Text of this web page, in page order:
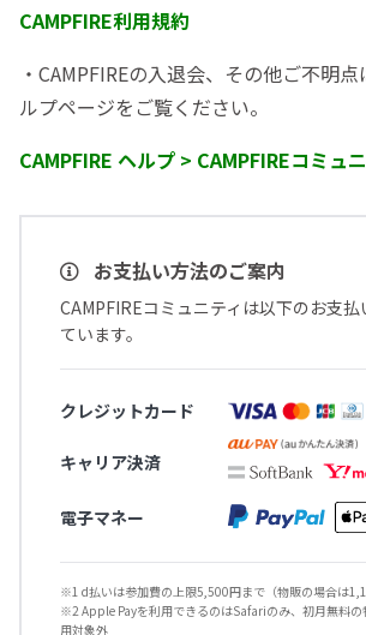
CAMPFIRE利用規約
・CAMPFIREの入退会、その他ご不明点
ルプページをご覧ください。
CAMPFIRE ヘルプ > CAMPFIREコミュ
お支払い方法のご案内
CAMPFIREコミュニティは以下のお支
ています。
クレジットカード
キャリア決済
電子マネー
※1 d払いは参加費の上限5,500円まで（物販の場合は
※2 Apple Payを利用できるのはSafariのみ、初月無料の
用対象外